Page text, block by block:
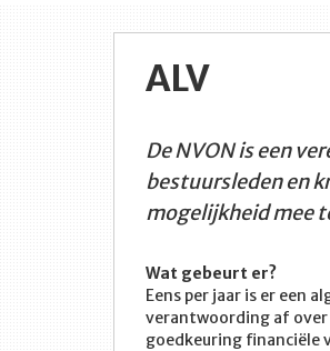
ALV
De NVON is een
bestuursleden en
mogelijkheid mee
Wat gebeurt er?
Eens per jaar is er een
verantwoording af over
goedkeuring financiële